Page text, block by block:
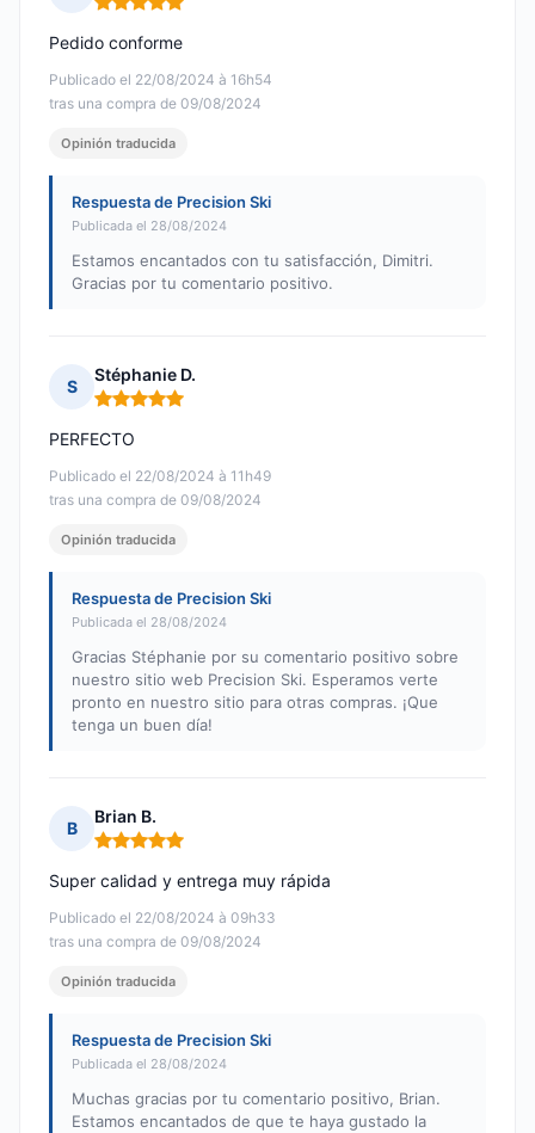
Nota: 5 de 5
Publicado el 22/08/2024 à 16h54
tras una compra de 09/08/2024
Pedido conforme
Opinión traducida
Respuesta de Precision Ski
Publicada el 28/08/2024
Estamos encantados con tu satisfacción, Dimitri.
Gracias por tu comentario positivo.
S
Stéphanie D.
Nota: 5 de 5
Publicado el 22/08/2024 à 11h49
tras una compra de 09/08/2024
PERFECTO
Opinión traducida
Respuesta de Precision Ski
Publicada el 28/08/2024
Gracias Stéphanie por su comentario positivo sobre
nuestro sitio web Precision Ski. Esperamos verte
pronto en nuestro sitio para otras compras. ¡Que
tenga un buen día!
B
Brian B.
Nota: 5 de 5
Publicado el 22/08/2024 à 09h33
tras una compra de 09/08/2024
Super calidad y entrega muy rápida
Opinión traducida
Respuesta de Precision Ski
Publicada el 28/08/2024
Muchas gracias por tu comentario positivo, Brian.
Estamos encantados de que te haya gustado la